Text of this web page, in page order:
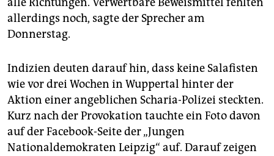
allerdings noch, sagte der Sprecher am
Donnerstag.
Indizien deuten darauf hin, dass keine Salafisten
wie vor drei Wochen in Wuppertal hinter der
Aktion einer angeblichen Scharia-Polizei steckten.
Kurz nach der Provokation tauchte ein Foto davon
auf der Facebook-Seite der „Jungen
Nationaldemokraten Leipzig“ auf. Darauf zeigen